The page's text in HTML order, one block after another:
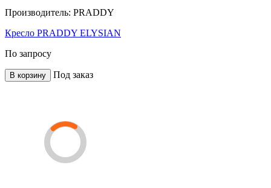
Производитель: PRADDY
Кресло PRADDY ELYSIAN
По запросу
В корзину Под заказ